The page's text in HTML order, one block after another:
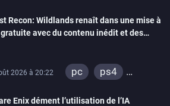
switch
ps4
xbox one
Recon: Wildlands renaît dans une mise à
avec du contenu inédit et des
2026 à 20:22 pc
ps4
Enix dément l’utilisation de l’IA